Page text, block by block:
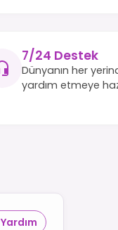
7/24 Destek
Dünyanın her
yardım etmeye
Yardım